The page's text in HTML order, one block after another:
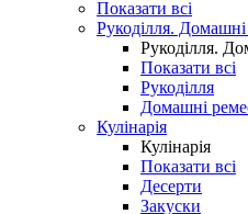
Показати всі
Рукоділля. Домашні
Рукоділля.
Показати всі
Рукоділля
Домашні
Кулінарія
Кулінарія
Показати всі
Десерти
Закуски